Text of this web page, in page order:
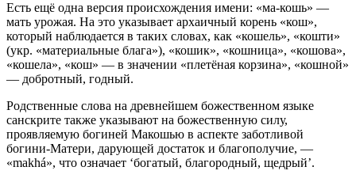
Есть ещё одна версия происхождения имени: «ма-кошь» —
мать урожая. На это указывает архаичный корень «кош»,
который наблюдается в таких словах, как «кошель», «кошти»
(укр. «материальные блага»), «кошик», «кошница», «кошова»,
«кошела», «кош» — в значении «плетёная корзина», «кошной»
— добротный, годный.
Родственные слова на древнейшем божественном языке
санскрите также указывают на божественную силу,
проявляемую богиней Макошью в аспекте заботливой
богини-Матери, дарующей достаток и благополучие, —
«makhá», что означает ‘богатый, благородный, щедрый’.